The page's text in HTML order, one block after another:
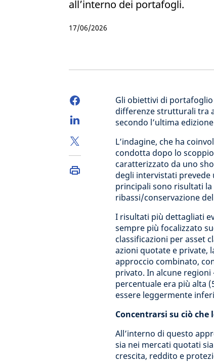
all’interno dei portafogli.
17/06/2026
Gli obiettivi di
differenze strutturali tra
secondo l’ultima
L’indagine, che ha
condotta dopo lo
caratterizzato da uno
degli intervistati prevede
principali sono risultati
ribassi/conservazione
I risultati più dettagliati
sempre più focalizzato
classificazioni per asset
azioni quotate e private,
approccio combinato,
privato. In alcune regioni
percentuale era più alta
essere leggermente
Concentrarsi su ciò
All’interno di questo
sia nei mercati quotati
crescita, reddito e